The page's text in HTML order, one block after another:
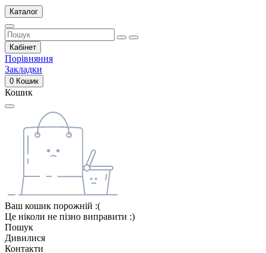
Каталог
Кабінет
Порівняння
Закладки
0 Кошик
Кошик
Ваш кошик порожній :(
Це ніколи не пізно виправити :)
Пошук
Дивилися
Контакти